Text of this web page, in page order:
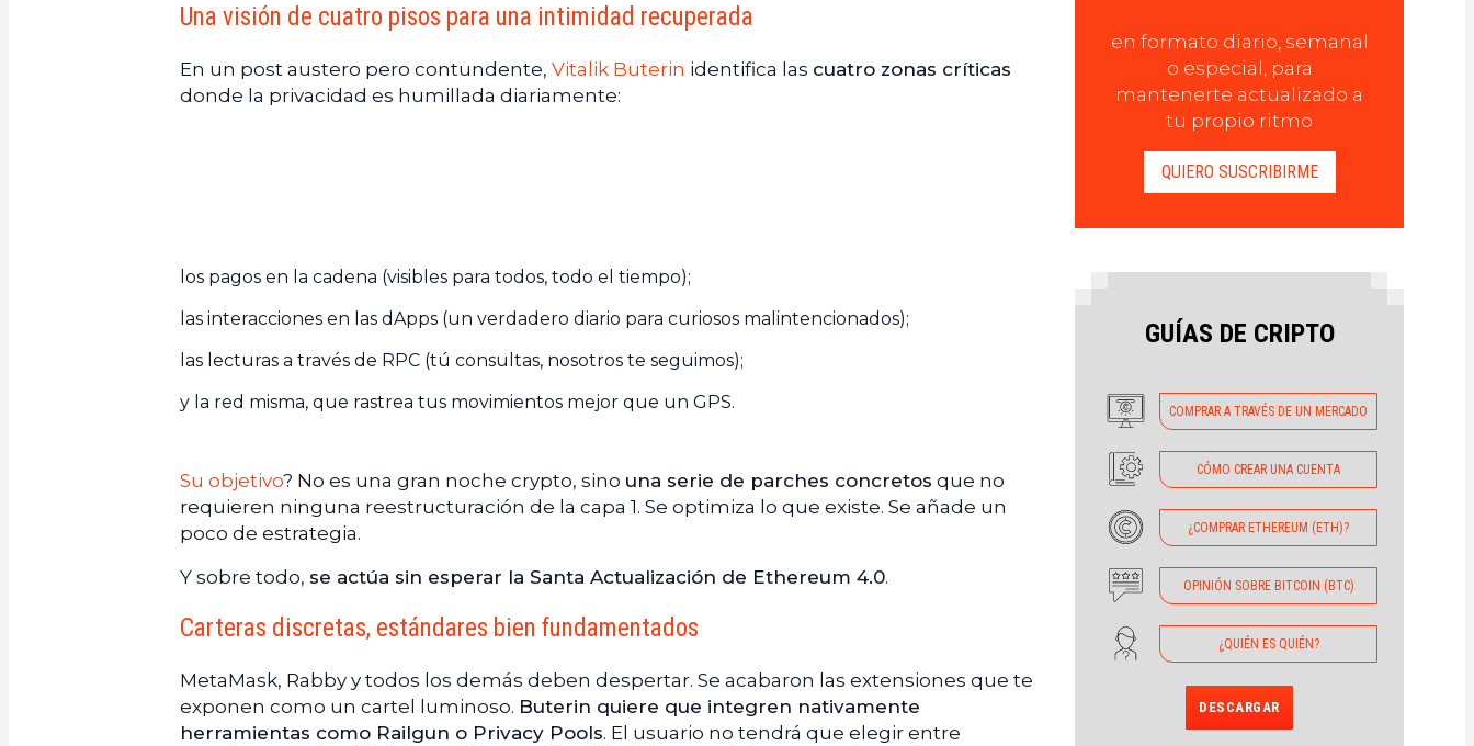
Una visión de cuatro pisos para una intimidad recuperada
En un post austero pero contundente, Vitalik Buterin identifica las cuatro zonas críticas
donde la privacidad es humillada diariamente:
los pagos en la cadena (visibles para todos, todo el tiempo);
las interacciones en las dApps (un verdadero diario para curiosos malintencionados);
las lecturas a través de RPC (tú consultas, nosotros te seguimos);
y la red misma, que rastrea tus movimientos mejor que un GPS.
Su objetivo? No es una gran noche crypto, sino una serie de parches concretos que no
requieren ninguna reestructuración de la capa 1. Se optimiza lo que existe. Se añade un
poco de estrategia.
Y sobre todo, se actúa sin esperar la Santa Actualización de Ethereum 4.0.
Carteras discretas, estándares bien fundamentados
MetaMask, Rabby y todos los demás deben despertar. Se acabaron las extensiones que te
exponen como un cartel luminoso. Buterin quiere que integren nativamente
herramientas como Railgun o Privacy Pools. El usuario no tendrá que elegir entre
en formato diario, semanal
o especial, para
mantenerte actualizado a
tu propio ritmo
QUIERO SUSCRIBIRME
GUÍAS DE CRIPTO
COMPRAR A TRAVÉS DE UN MERCADO
CÓMO CREAR UNA CUENTA
¿COMPRAR ETHEREUM (ETH)?
OPINIÓN SOBRE BITCOIN (BTC)
¿QUIÉN ES QUIÉN?
DESCARGAR